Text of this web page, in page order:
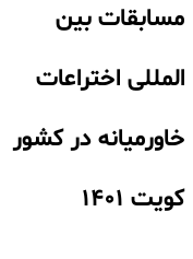
مسابقات بین
المللی اختراعات
خاورمیانه در کشور
کویت 1401